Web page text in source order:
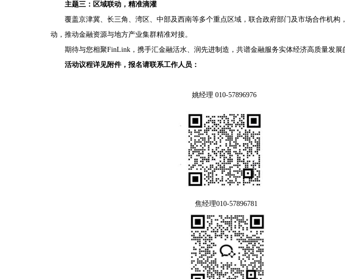
主题三：区域联动，精准滴灌
覆盖京津冀、长三角、湾区、中部及西南等多个重点区域，联合政府部门及市场合作机构
动，推动金融资源与地方产业集群精准对接。
期待与您相聚FinLink，携手汇金融活水、润先进制造，共谱金融服务实体经济高质量发展
活动议程详见附件，报名请联系工作人员：
姚经理 010-57896976
焦经理010-57896781